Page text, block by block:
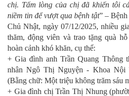
chị. Tấm lòng của chị đã khiến tôi
niềm tin để vượt qua bệnh tật” – Bệnh
Chủ Nhật, ngày 07/12/2025, nhiều
thăm, động viên và trao tặng quà
hoàn cảnh khó khăn, cụ thể:
+ Gia đình anh Trần Quang Thông
nhân Ngô Thị Nguyện - Khoa Nội
(Bằng chữ: Một triệu không trăm sáu
+ Gia đình chị Trần Thị Nhung